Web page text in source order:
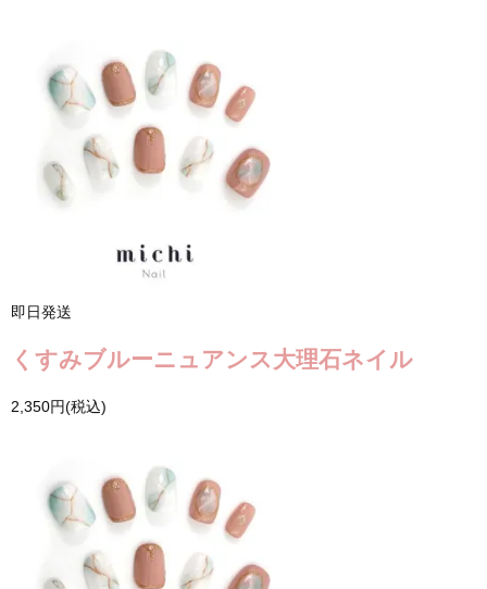
即日発送
くすみブルーニュアンス大理石ネイル
2,350円(税込)